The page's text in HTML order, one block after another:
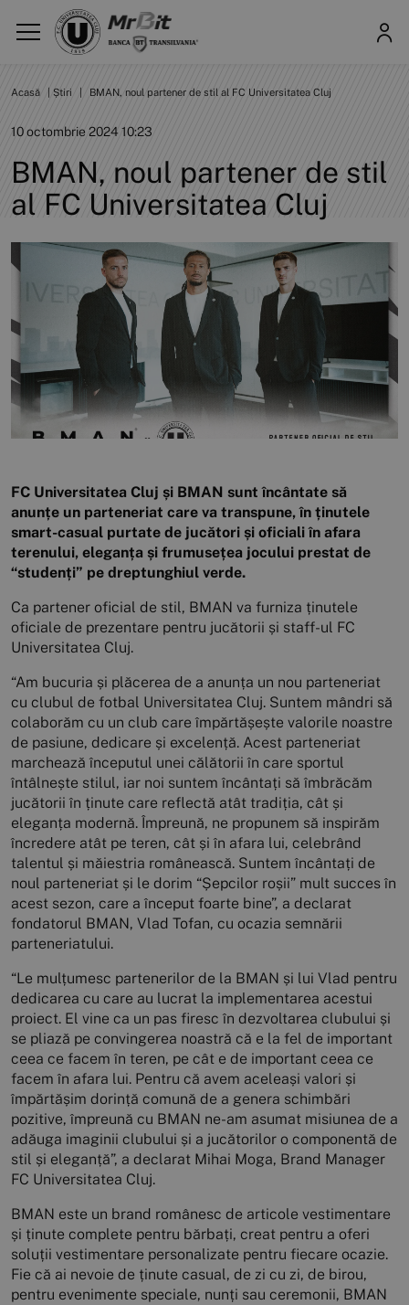
Acasă Știri BMAN, noul partener de stil al FC Universitatea Cluj
10 octombrie 2024 10:23
BMAN, noul partener de stil
al FC Universitatea Cluj
FC Universitatea Cluj și BMAN sunt încântate să
anunțe un parteneriat care va transpune, în ținutele
smart-casual purtate de jucători și oficiali în afara
terenului, eleganța și frumusețea jocului prestat de
“studenți” pe dreptunghiul verde.
Ca partener oficial de stil, BMAN va furniza ținutele
oficiale de prezentare pentru jucătorii și staff-ul FC
Universitatea Cluj.
“Am bucuria și plăcerea de a anunța un nou parteneriat
cu clubul de fotbal Universitatea Cluj. Suntem mândri să
colaborăm cu un club care împărtășește valorile noastre
de pasiune, dedicare și excelență. Acest parteneriat
marchează începutul unei călătorii în care sportul
întâlnește stilul, iar noi suntem încântați să îmbrăcăm
jucătorii în ținute care reflectă atât tradiția, cât și
eleganța modernă. Împreună, ne propunem să inspirăm
încredere atât pe teren, cât și în afara lui, celebrând
talentul și măiestria românească. Suntem încântați de
noul parteneriat și le dorim “Șepcilor roșii” mult succes în
acest sezon, care a început foarte bine”, a declarat
fondatorul BMAN, Vlad Tofan, cu ocazia semnării
parteneriatului.
“Le mulțumesc partenerilor de la BMAN și lui Vlad pentru
dedicarea cu care au lucrat la implementarea acestui
proiect. El vine ca un pas firesc în dezvoltarea clubului și
se pliază pe convingerea noastră că e la fel de important
ceea ce facem în teren, pe cât e de important ceea ce
facem în afara lui. Pentru că avem aceleași valori și
împărtășim dorință comună de a genera schimbări
pozitive, împreună cu BMAN ne-am asumat misiunea de a
adăuga imaginii clubului și a jucătorilor o componentă de
stil și eleganță”, a declarat Mihai Moga, Brand Manager
FC Universitatea Cluj.
BMAN este un brand românesc de articole vestimentare
și ținute complete pentru bărbați, creat pentru a oferi
soluții vestimentare personalizate pentru fiecare ocazie.
Fie că ai nevoie de ținute casual, de zi cu zi, de birou,
pentru evenimente speciale, nunți sau ceremonii, BMAN